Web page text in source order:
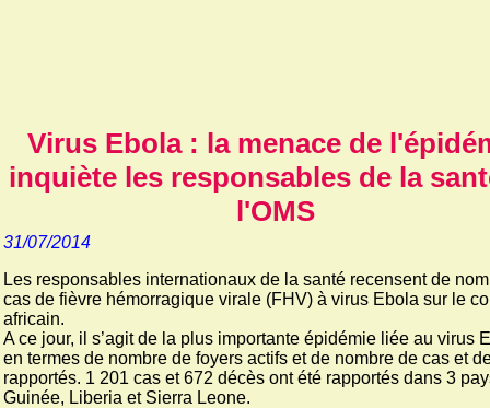
Virus Ebola : la menace de
inquiète les responsables de la
l'OMS
31/07/2014
Les responsables internationaux de la santé recensent de
cas de fièvre hémorragique virale (FHV) à virus Ebola sur le
africain.
A ce jour, il s’agit de la plus importante épidémie liée au virus
en termes de nombre de foyers actifs et de nombre de cas et
rapportés. 1 201 cas et 672 décès ont été rapportés dans 3
Guinée, Liberia et Sierra Leone.